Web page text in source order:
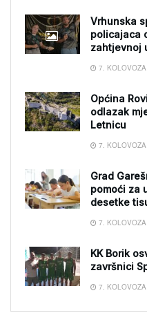
Vrhunska
policajaca
zahtjevnoj
7.
Općina
odlazak
Letnicu
7.
Grad
pomoći za
desetke
7.
KK Borik
završnici
7.